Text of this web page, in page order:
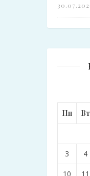
Пн Вт
3 4
10 11